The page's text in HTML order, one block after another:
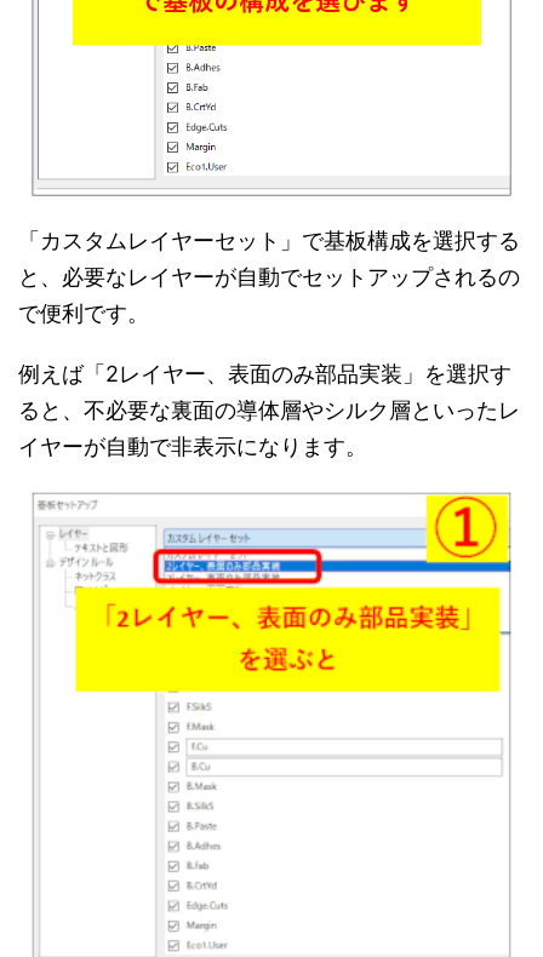
「カスタムレイヤーセット」で基板構成を選択する
と、必要なレイヤーが自動でセットアップされるの
で便利です。
例えば「2レイヤー、表面のみ部品実装」を選択す
ると、不必要な裏面の導体層やシルク層といったレ
イヤーが自動で非表示になります。